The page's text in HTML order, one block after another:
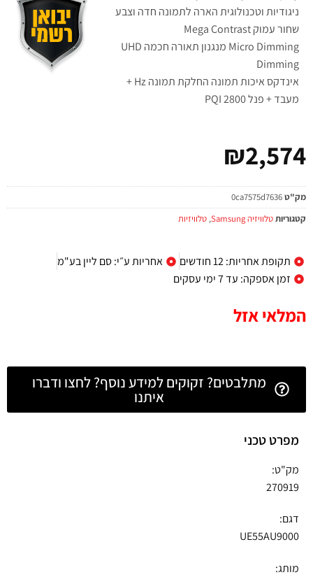
ניגודיות וטכנולוגית הארה לתמונה חדה וצבע
שחור עמוק Mega Contrast
Micro Dimming מנגנון תאורה חכמה UHD
Dimming
אינדקס איכות תמונה החלקת תמונה Hz +
מעבד + פנל 2800 PQI
₪2,574
מק"ט0ca7575d7636
קטגוריותטלוויזיה Samsung , טלוויזיות
תקופת אחריות: 12 חודשים
אחריות ע״י: סם ליין בע"מ
זמן אספקה: עד 7 ימי עסקים
המלאי אזל
מתלבטים? זקוקים למידע נוסף? לחצו ודברו
איתנו
מפרט טכני
מק"ט:
270919
דגם:
UE55AU9000
מותג: